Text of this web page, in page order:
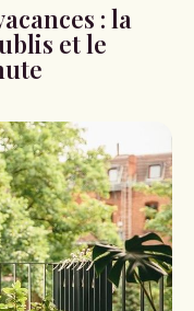
: la
et le